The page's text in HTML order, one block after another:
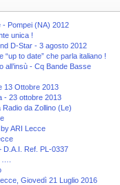
- Pompei (NA) 2012
unica !
D-Star - 3 agosto 2012
“up to date” che parla italiano !
all’insù - Cq Bande Basse
13 Ottobre 2013
- 23 ottobre 2013
da Zollino (Le)
ARI Lecce
D.A.I. Ref. PL-0337
Giovedì 21 Luglio 2016